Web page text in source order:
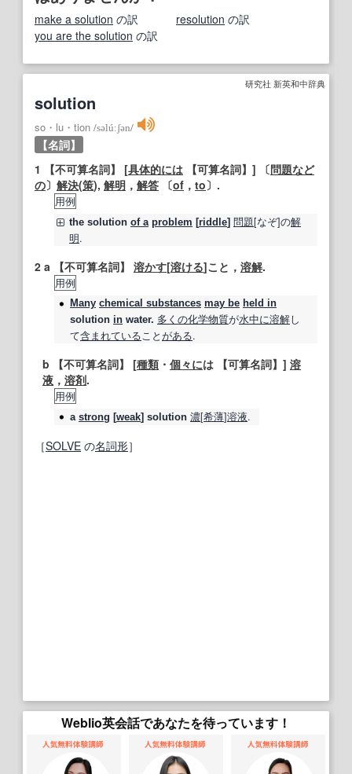
make a solution の訳 resolution の訳
you are the solution の訳
研究社 新英和中辞典
solution
so・lu・tion /səlúːʃən/
【名詞】
1
【不可算名詞】 [具体的には 【可算名詞】 ] 〔問題など
の〕 解決(策), 解明 ， 解答 〔of ， to〕.
用例
the solution of a problem [riddle] 問題[なぞ]の解
明.
2 a 【不可算名詞】 溶かす[溶ける]こと， 溶解.
用例
Many chemical substances may be held in
solution in water. 多くの化学物質が水中に溶解し
て含まれていることがある.
b 【不可算名詞】 [種類 ・ 個々には 【可算名詞】 ] 溶
液 ， 溶剤.
用例
a strong [weak] solution 濃[希薄]溶液.
［SOLVE の名詞形］
Weblio英会話であなたを待っています！